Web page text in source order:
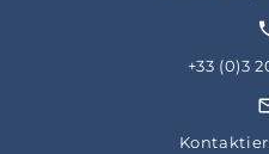
+33 (0)3